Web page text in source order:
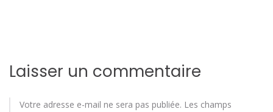
Laisser un commentaire
Votre adresse e-mail ne sera pas publiée. Les champs